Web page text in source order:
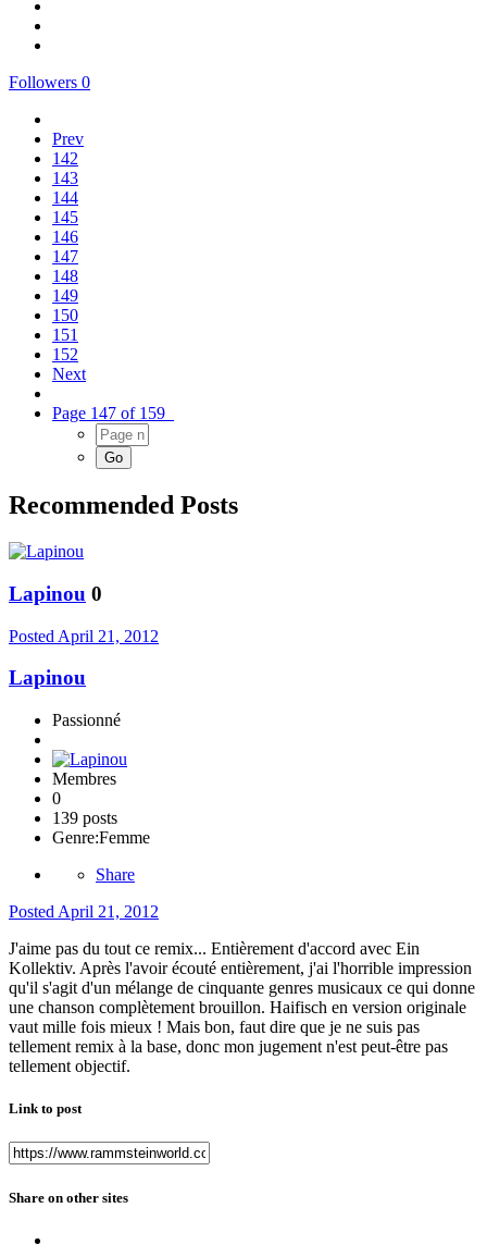
Followers 0
Prev
142
143
144
145
146
147
148
149
150
151
152
Next
Page 147 of 159
Recommended Posts
Lapinou 0
Posted April 21, 2012
Lapinou
Passionné
Membres
0
139 posts
Genre:Femme
Share
Posted April 21, 2012
J'aime pas du tout ce remix... Entièrement d'accord avec Ein
Kollektiv. Après l'avoir écouté entièrement, j'ai l'horrible impression
qu'il s'agit d'un mélange de cinquante genres musicaux ce qui donne
une chanson complètement brouillon. Haifisch en version originale
vaut mille fois mieux ! Mais bon, faut dire que je ne suis pas
tellement remix à la base, donc mon jugement n'est peut-être pas
tellement objectif.
Link to post
Share on other sites